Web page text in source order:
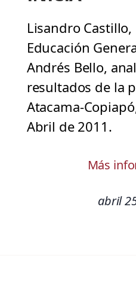
Lisandro
Educación
Andrés Bello,
resultados de la
Atacama-
Abril de 2011.
Más
abril